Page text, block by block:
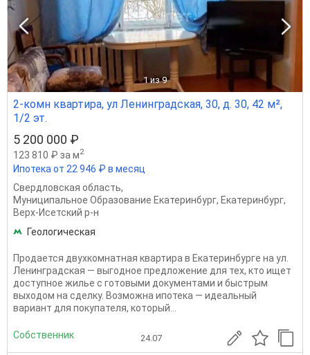
1 из 9
2-комн квартира, ул Ленинградская, 30, д. 30, 42 м²,
1/2 эт.
5 200 000 ₽
123 810 ₽ за м2
Ипотека от 22 946 ₽ в месяц
Свердловская область,
Муниципальное Образование Екатеринбург, Екатеринбург,
Верх-Исетский р-н
Геологическая
Продается двухкомнатная квартира в Екатеринбурге на ул.
Ленинградская — выгодное предложение для тех, кто ищет
доступное жилье с готовыми документами и быстрым
выходом на сделку. Возможна ипотека — идеальный
вариант для покупателя, который...
Собственник 24.07